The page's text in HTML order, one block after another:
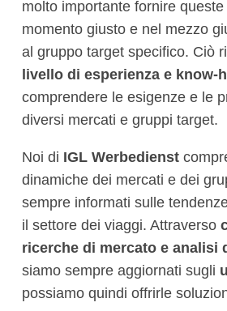
molto importante fornire queste
momento giusto e nel mezzo
al gruppo target specifico. Ciò
livello di esperienza e know-
comprendere le esigenze e le
diversi mercati e gruppi target.
Noi di IGL Werbedienst
dinamiche dei mercati e dei
sempre informati sulle
il settore dei viaggi. Attraverso
ricerche di mercato e analisi
siamo sempre aggiornati sugli
possiamo quindi offrirle